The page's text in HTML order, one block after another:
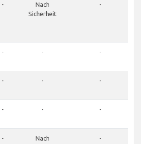
-
Nach
Sicherheit
-
- - -
- - -
- - -
-
Nach
-